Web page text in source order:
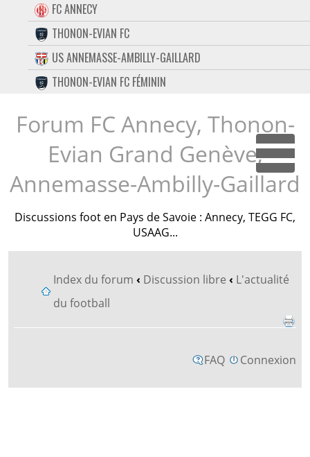
FORUM
CONTACT
FACEBOOK
TWITTER
INSTAGRAM
FC ANNECY
THONON-EVIAN FC
US ANNEMASSE-AMBILLY-GAILLARD
THONON-EVIAN FC FÉMININ
Forum FC Annecy, Thonon-
Evian Grand Genève,
Annemasse-Ambilly-Gaillard
Discussions foot en Pays de Savoie : Annecy, TEGG FC,
USAAG...
Index du forum ‹ Discussion libre ‹ L'actualité
du football
FAQ Connexion